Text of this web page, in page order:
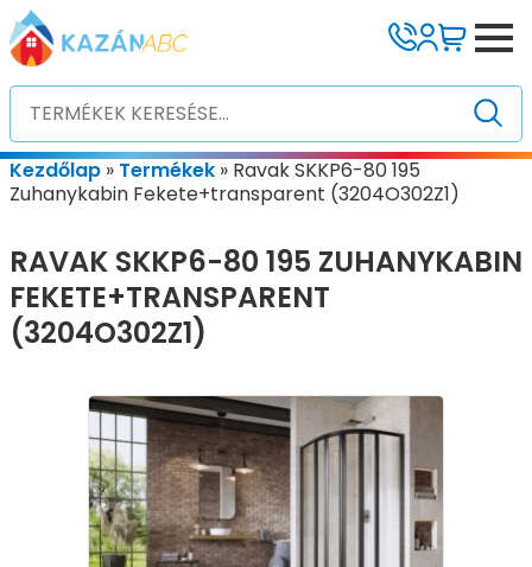
Kezdőlap » Termékek » Ravak SKKP6-80 195
Zuhanykabin Fekete+transparent (3204O302Z1)
RAVAK SKKP6-80 195 ZUHANYKABIN
FEKETE+TRANSPARENT
(3204O302Z1)